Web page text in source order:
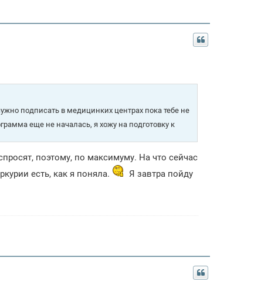
подписать в медицинких центрах пока тебе не
еще не началась, я хожу на подготовку к
поэтому, по максимуму. На что сейчас
есть, как я поняла.
Я завтра пойду